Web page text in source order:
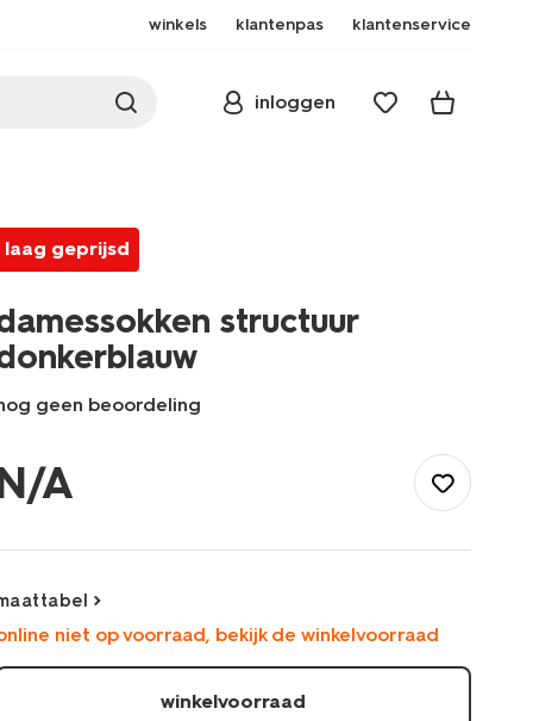
winkels klantenpas klantenservice
inloggen
laag geprijsd
structuur
geen beoordeling
structuur-
donkerblauw-
A
niet op voorraad, bekijk de winkelvoorraad
winkelvoorraad